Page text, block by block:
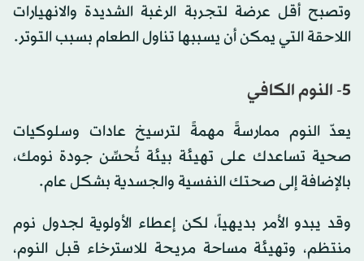
وتصبح أقل عرضة لتجربة الرغبة الشديدة والانهيارات
اللاحقة التي يمكن أن يسببها تناول الطعام بسبب التوتر.
5- النوم الكافي
يعدّ النوم ممارسةً مهمةً لترسيخ عادات وسلوكيات
صحية تساعدك على تهيئة بيئة تُحسِّن جودة نومك،
بالإضافة إلى صحتك النفسية والجسدية بشكل عام.
وقد يبدو الأمر بديهياً، لكن إعطاء الأولوية لجدول نوم
منتظم، وتهيئة مساحة مريحة للاسترخاء قبل النوم،